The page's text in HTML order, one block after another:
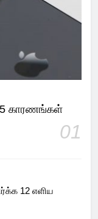
5 காரணங்கள்
01
12 எளிய